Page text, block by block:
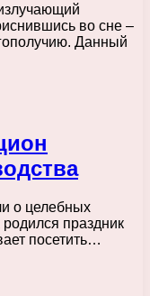
во сне –
Данный
о целебных
родился праздник
посетить…